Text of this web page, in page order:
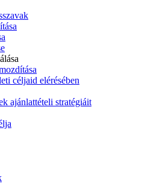
céljaid elérésében
ajánlattételi stratégiáit